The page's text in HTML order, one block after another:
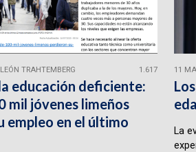
TRAHTEMBERG 1.617
educación deficiente:
mil jóvenes limeños
empleo en el último
11
La